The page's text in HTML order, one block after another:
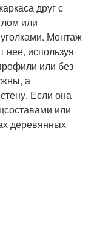
друг с
или
Монтаж
нее, используя
или без
а
Если она
или
деревянных